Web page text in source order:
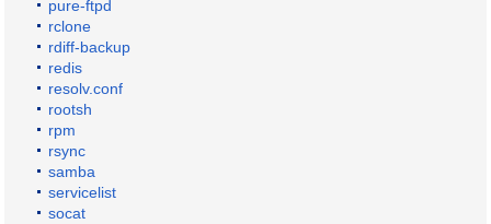
pure-ftpd
rclone
rdiff-backup
redis
resolv.conf
rootsh
rpm
rsync
samba
servicelist
socat